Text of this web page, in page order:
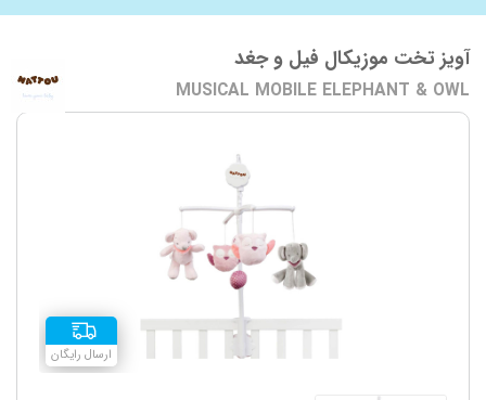
آویز تخت موزیکال فیل و جغد
MUSICAL MOBILE ELEPHANT & OWL
ارسال رایگان